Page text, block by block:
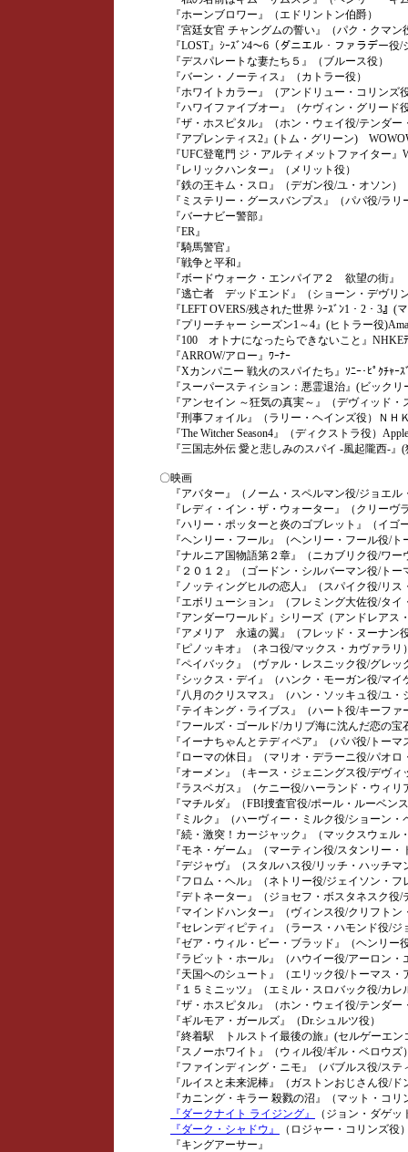
『ホーンブロワー』（エドリントン伯爵）
『宮廷女官 チャングムの誓い』（パク・クマン
『LOST』ｼｰｽﾞﾝ4～6（ダニエル・ファラデー役/
『デスパレートな妻たち５』（ブルース役）
『バーン・ノーティス』（カトラー役）
『ホワイトカラー』（アンドリュー・コリンズ
『ハワイファイブオー』（ケヴィン・グリード
『ザ・ホスピタル』（ホン・ウェイ役/テンダー
『アプレンティス2』(トム・グリーン)
『UFC登竜門 ジ・アルティメットファイター』
『レリックハンター』（メリット役）
『鉄の王キム・スロ』（デガン役/ユ・オソン）
『ミステリー・グースバンプス』（パパ役/ラリ
『バーナビー警部』
『ER』
『騎馬警官』
『戦争と平和』
『ボードウォーク・エンパイア２ 欲望の街』
『逃亡者 デッドエンド』（ショーン・デヴリ
『LEFT OVERS/残された世界 ｼｰｽﾞﾝ1・2・3』(
『プリーチャー シーズン1～4』(ヒトラー役
『100 オトナになったらできないこと』NHKE
『ARROW/アロー』ﾜｰﾅｰ
『Xカンパニー 戦火のスパイたち』ｿﾆｰ･ﾋﾟｸﾁｬｰｽ
『スーパースティション：悪霊退治』(ビックリ
『アンセイン ～狂気の真実～』（デヴィッド・
『刑事フォイル』（ラリー・ヘインズ役）ＮＨ
『The Witcher Season4』（ディクストラ役）
『三国志外伝 愛と悲しみのスパイ -風起隴西-』
〇映画
『アバター』（ノーム・スペルマン役/ジョエル
『レディ・イン・ザ・ウォーター』（クリーヴ
『ハリー・ポッターと炎のゴブレット』（イゴ
『ヘンリー・フール』（ヘンリー・フール役/ト
『ナルニア国物語第２章』（ニカブリク役/ワー
『２０１２』（ゴードン・シルバーマン役/トー
『ノッティングヒルの恋人』（スパイク役/リス
『エボリューション』（フレミング大佐役/タイ
『アンダーワールド』シリーズ（アンドレアス
『アメリア 永遠の翼』（フレッド・ヌーナン
『ピノッキオ』（ネコ役/マックス・カヴァラリ
『ペイバック』（ヴァル・レスニック役/グレッ
『シックス・デイ』（ハンク・モーガン役/マイ
『八月のクリスマス』（ハン・ソッキュ役/ユ・
『テイキング・ライブス』（ハート役/キーファ
『フールズ・ゴールド/カリブ海に沈んだ恋の宝
『イーナちゃんとテディペア』（パパ役/トーマ
『ローマの休日』（マリオ・デラーニ役/パオロ
『オーメン』（キース・ジェニングス役/デヴィ
『ラスベガス』（ケニー役/ハーランド・ウィリ
『マチルダ』（FBI捜査官役/ポール・ルーベン
『ミルク』（ハーヴィー・ミルク役/ショーン・
『続・激突！カージャック』（マックスウェル
『モネ・ゲーム』（マーティン役/スタンリー・
『デジャヴ』（スタルハス役/リッチ・ハッチマ
『フロム・ヘル』（ネトリー役/ジェイソン・フ
『デトネーター』（ジョセフ・ボスタネスク役/
『マインドハンター』（ヴィンス役/クリフトン
『セレンディピティ』（ラース・ハモンド役/ジ
『ゼア・ウィル・ビー・ブラッド』（ヘンリー
『ラビット・ホール』（ハウイー役/アーロン・
『天国へのシュート』（エリック役/トーマス・
『１５ミニッツ』（エミル・スロバック役/カレ
『ザ・ホスピタル』（ホン・ウェイ役/テンダー
『ギルモア・ガールズ』（Dr.シュルツ役）
『終着駅 トルストイ最後の旅』(セルゲーエン
『スノーホワイト』（ウィル役/ギル・ベロウズ
『ファインディング・ニモ』（バブルス役/ステ
『ルイスと未来泥棒』（ガストンおじさん役/ド
『カニング・キラー 殺戮の沼』（マット・コリ
『ダークナイト ライジング』
（ジョン・ダゲッ
『ダーク・シャドウ』
（ロジャー・コリンズ役
『キングアーサー』